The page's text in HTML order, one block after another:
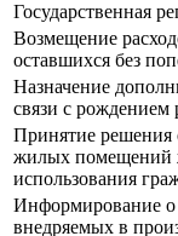
Государственная
Возмещение
оставшихся без
Назначение
связи с
Принятие решения
жилых помещений
использования
Информирование о
внедряемых в